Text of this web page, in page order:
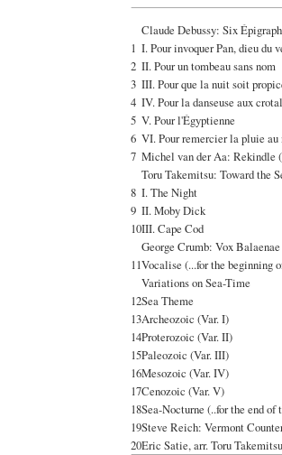
Claude Debussy: Six
1 I. Pour invoquer Pan, dieu du
2 II. Pour un tombeau sans nom
3 III. Pour que la nuit soit
4 IV. Pour la danseuse aux
5 V. Pour l'Égyptienne
6 VI. Pour remercier la pluie
7 Michel van der Aa: Rekindle
Toru Takemitsu: Toward the
8 I. The Night
9 II. Moby Dick
10III. Cape Cod
George Crumb: Vox
11Vocalise (...for the beginning
Variations on Sea-Time
12Sea Theme
13Archeozoic (Var. I)
14Proterozoic (Var. II)
15Paleozoic (Var. III)
16Mesozoic (Var. IV)
17Cenozoic (Var. V)
18Sea-Nocturne (..for the end of
19Steve Reich: Vermont
20Eric Satie, arr. Toru